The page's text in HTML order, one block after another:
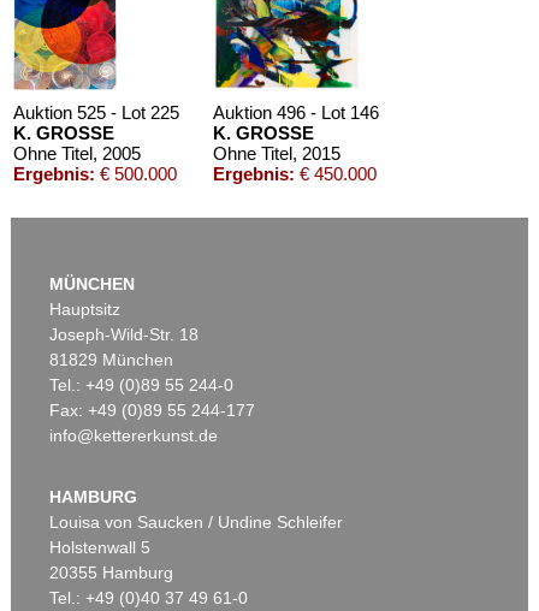
Auktion 525 - Lot 225
K. GROSSE
Ohne Titel, 2005
Ergebnis: € 500.000
Auktion 496 - Lot 146
K. GROSSE
Ohne Titel, 2015
Ergebnis: € 450.000
Auktion 530 - Lot 64
Ergebnis:€ 400.000
MÜNCHEN
Hauptsitz
Joseph-Wild-Str. 18
81829 München
Tel.: +49 (0)89 55 244-0
Fax: +49 (0)89 55 244-177
info@kettererkunst.de
HAMBURG
Louisa von Saucken / Undine Schleifer
Holstenwall 5
20355 Hamburg
Tel.: +49 (0)40 37 49 61-0